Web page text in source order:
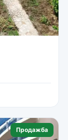
Продажба